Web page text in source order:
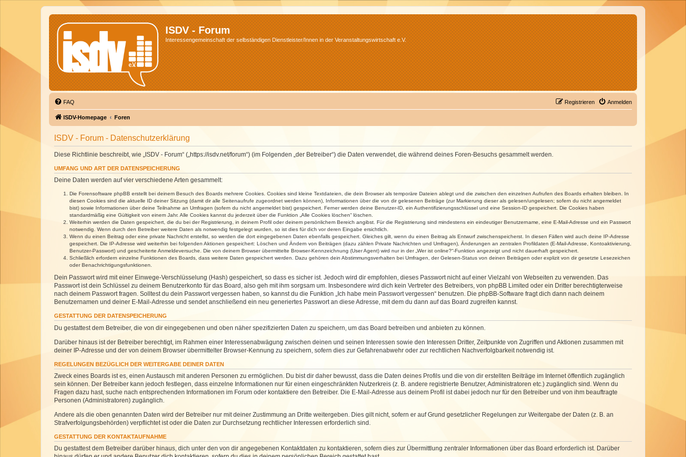
ISDV - Forum
Interessengemeinschaft der selbständigen Dienstleister/Innen in der Veranstaltungswirtschaft e.V.
FAQ Anmelden
Registrieren
ISDV-Homepage Foren
ISDV - Forum - Datenschutzerklärung
Diese Richtlinie beschreibt, wie „ISDV - Forum“ („https://isdv.net/forum“) (im Folgenden „der Betreiber“) die Daten verwendet, die während deines Foren-Besuchs gesammelt werden.
UMFANG UND ART DER DATENSPEICHERUNG
Deine Daten werden auf vier verschiedene Arten gesammelt:
Die Forensoftware phpBB erstellt bei deinem Besuch des Boards mehrere Cookies. Cookies sind kleine Textdateien, die dein Browser als temporäre Dateien ablegt und die zwischen den einzelnen Aufrufen des Boards erhalten bleiben. In
diesen Cookies sind die aktuelle ID deiner Sitzung (damit dir alle Seitenaufrufe zugeordnet werden können), Informationen über die von dir gelesenen Beiträge (zur Markierung dieser als gelesen/ungelesen; sofern du nicht angemeldet
bist) sowie Informationen über deine Teilnahme an Umfragen (sofern du nicht angemeldet bist) gespeichert. Ferner werden deine Benutzer-ID, ein Authentifizierungsschlüssel und eine Session-ID gespeichert. Die Cookies haben
standardmäßig eine Gültigkeit von einem Jahr. Alle Cookies kannst du jederzeit über die Funktion „Alle Cookies löschen“ löschen.
Weiterhin werden die Daten gespeichert, die du bei der Registrierung, in deinem Profil oder deinem persönlichem Bereich angibst. Für die Registrierung sind mindestens ein eindeutiger Benutzername, eine E-Mail-Adresse und ein Passwort
notwendig. Wenn durch den Betreiber weitere Daten als notwendig festgelegt wurden, so ist dies für dich vor deren Eingabe ersichtlich.
Wenn du einen Beitrag oder eine private Nachricht erstellst, so werden die dort eingegebenen Daten ebenfalls gespeichert. Gleiches gilt, wenn du einen Beitrag als Entwurf zwischenspeicherst. In diesen Fällen wird auch deine IP-Adresse
gespeichert. Die IP-Adresse wird weiterhin bei folgenden Aktionen gespeichert: Löschen und Ändern von Beiträgen (dazu zählen Private Nachrichten und Umfragen), Änderungen an zentralen Profildaten (E-Mail-Adresse, Kontoaktivierung,
Benutzer-Passwort) und gescheiterte Anmeldeversuche. Die von deinem Browser übermittelte Browser-Kennzeichnung (User Agent) wird nur in der „Wer ist online?“-Funktion angezeigt und nicht dauerhaft gespeichert.
Schließlich erfordern einzelne Funktionen des Boards, dass weitere Daten gespeichert werden. Dazu gehören dein Abstimmungsverhalten bei Umfragen, der Gelesen-Status von deinen Beiträgen oder explizit von dir gesetzte Lesezeichen
oder Benachrichtigungsfunktionen.
Dein Passwort wird mit einer Einwege-Verschlüsselung (Hash) gespeichert, so dass es sicher ist. Jedoch wird dir empfohlen, dieses Passwort nicht auf einer Vielzahl von Webseiten zu verwenden. Das
Passwort ist dein Schlüssel zu deinem Benutzerkonto für das Board, also geh mit ihm sorgsam um. Insbesondere wird dich kein Vertreter des Betreibers, von phpBB Limited oder ein Dritter berechtigterweise
nach deinem Passwort fragen. Solltest du dein Passwort vergessen haben, so kannst du die Funktion „Ich habe mein Passwort vergessen“ benutzen. Die phpBB-Software fragt dich dann nach deinem
Benutzernamen und deiner E-Mail-Adresse und sendet anschließend ein neu generiertes Passwort an diese Adresse, mit dem du dann auf das Board zugreifen kannst.
GESTATTUNG DER DATENSPEICHERUNG
Du gestattest dem Betreiber, die von dir eingegebenen und oben näher spezifizierten Daten zu speichern, um das Board betreiben und anbieten zu können.
Darüber hinaus ist der Betreiber berechtigt, im Rahmen einer Interessenabwägung zwischen deinen und seinen Interessen sowie den Interessen Dritter, Zeitpunkte von Zugriffen und Aktionen zusammen mit
deiner IP-Adresse und der von deinem Browser übermittelter Browser-Kennung zu speichern, sofern dies zur Gefahrenabwehr oder zur rechtlichen Nachverfolgbarkeit notwendig ist.
REGELUNGEN BEZÜGLICH DER WEITERGABE DEINER DATEN
Zweck eines Boards ist es, einen Austausch mit anderen Personen zu ermöglichen. Du bist dir daher bewusst, dass die Daten deines Profils und die von dir erstellten Beiträge im Internet öffentlich zugänglich
sein können. Der Betreiber kann jedoch festlegen, dass einzelne Informationen nur für einen eingeschränkten Nutzerkreis (z. B. andere registrierte Benutzer, Administratoren etc.) zugänglich sind. Wenn du
Fragen dazu hast, suche nach entsprechenden Informationen im Forum oder kontaktiere den Betreiber. Die E-Mail-Adresse aus deinem Profil ist dabei jedoch nur für den Betreiber und von ihm beauftragte
Personen (Administratoren) zugänglich.
Andere als die oben genannten Daten wird der Betreiber nur mit deiner Zustimmung an Dritte weitergeben. Dies gilt nicht, sofern er auf Grund gesetzlicher Regelungen zur Weitergabe der Daten (z. B. an
Strafverfolgungsbehörden) verpflichtet ist oder die Daten zur Durchsetzung rechtlicher Interessen erforderlich sind.
GESTATTUNG DER KONTAKTAUFNAHME
Du gestattest dem Betreiber darüber hinaus, dich unter den von dir angegebenen Kontaktdaten zu kontaktieren, sofern dies zur Übermittlung zentraler Informationen über das Board erforderlich ist. Darüber